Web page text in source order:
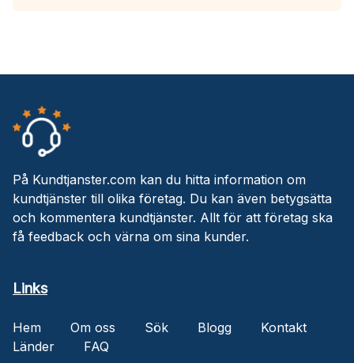
På Kundtjanster.com kan du hitta information om
kundtjänster till olika företag. Du kan även betygsätta
och kommentera kundtjänster. Allt för att företag ska
få feedback och värna om sina kunder.
Links
Hem Om oss Sök Blogg
Kontakt
Länder
FAQ